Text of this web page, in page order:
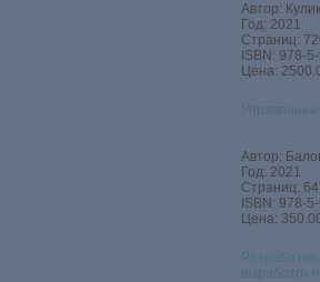
Автор:
Год: 2021
Страниц:
ISBN: 978-
Цена:
Автор:
Год: 2021
Страниц: 64
ISBN: 978-
Цена:
выработок